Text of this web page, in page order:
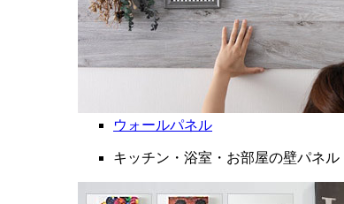
ウォールパネル
キッチン・浴室・お部屋の壁パネル